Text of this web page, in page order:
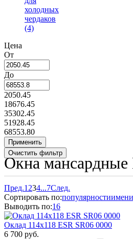
холодных
чердаков
(4)
Цена
От
До
2050.45
18676.45
35302.45
51928.45
68553.80
Окна
Пред.1 234...7След.
Сортировать по:популярностиимени
Выводить по:16
Оклад 114х118 ESR SR06 0000
6 700 руб.